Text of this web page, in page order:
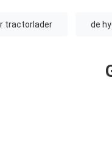
tractorlader de